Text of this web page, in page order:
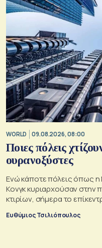
WORLD 09.08.2026, 08:00
Ποιες πόλεις
ουρανοξύστες
Ενώ κάποτε πόλεις όπως η
Κονγκ κυριαρχούσαν στην
κτιρίων, σήμερα το
Ευθύμιος Τσιλιόπουλος